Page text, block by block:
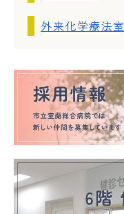
外来化学療法室